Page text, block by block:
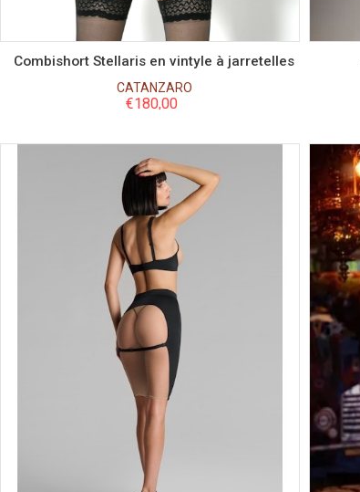
Combishort Stellaris en vintyle à jarretelles
CATANZARO
€180,00
Couleur
Taille